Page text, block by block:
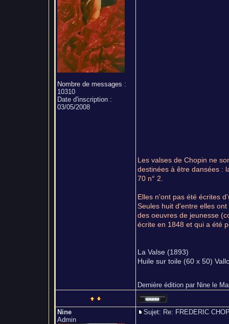
Nombre de messages :
10310
Date d'inscription :
03/05/2008
Les valses de Chopin ne
destinées à être dansées :
70 n° 2.
Elles n'ont pas été écrites
Seules huit d'entre elles
des oeuvres de jeunesse
écrite en 1848 et qui a été
La Valse (1893)
Huile sur toile (60 x 50)
Dernière édition par Nine le
Nine
Admin
Sujet: Re: FREDERIC